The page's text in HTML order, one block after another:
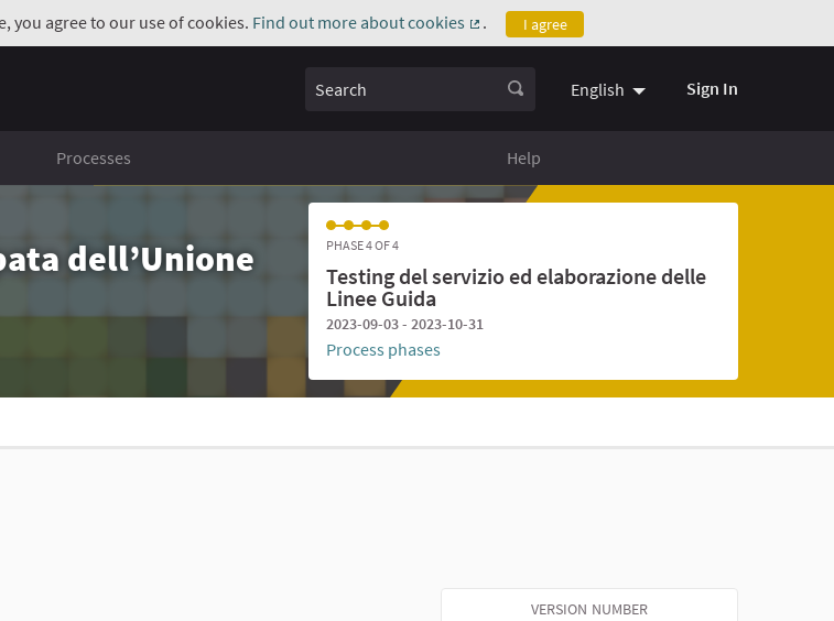
you agree to our use of cookies. Find out more about cookies
(External link)
. I agree
Search English Sign In
Processes Help
dell’Unione
PHASE 4 OF 4
Testing del servizio ed elaborazione delle
Linee Guida
2023-09-03 - 2023-10-31
Process phases
VERSION NUMBER